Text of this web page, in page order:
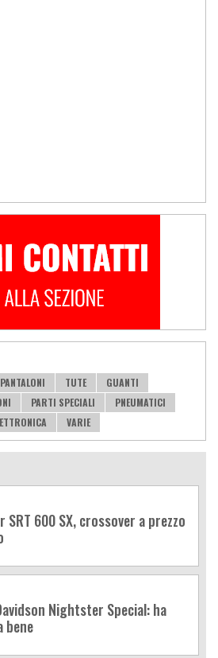
PANTALONI TUTE
GUANTI
PARTI SPECIALI
PNEUMATICI
VARIE
SRT 600 SX, crossover a prezzo
Nightster Special: ha
bene